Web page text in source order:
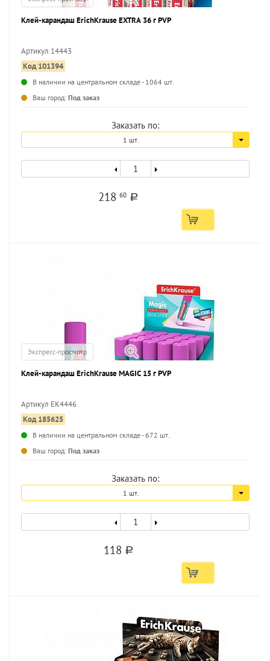
Клей-карандаш ErichKrause EXTRA 36 г PVP
Артикул 14443
Код 101394
В наличии на центральном складе - 1064 шт.
Ваш город: Под заказ
Заказать по:
1 шт.
21860 a
Экспресс-просмотр
Клей-карандаш ErichKrause MAGIC 15 г PVP
Артикул EK4446
Код 185625
В наличии на центральном складе - 672 шт.
Ваш город: Под заказ
Заказать по:
1 шт.
118 a